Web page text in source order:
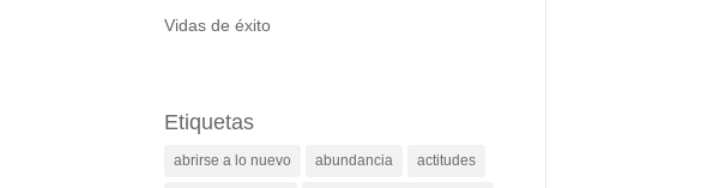
Vidas de éxito
Etiquetas
abrirse a lo nuevo abundancia actitudes